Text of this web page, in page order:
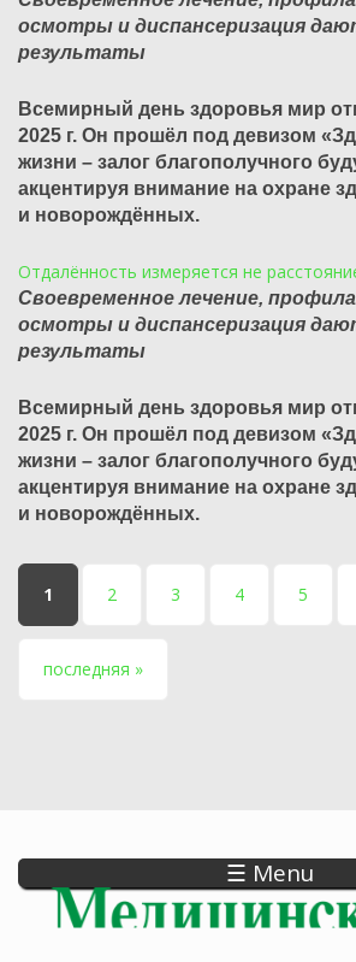
осмотры и диспансеризация
результаты
Всемирный день здоровья мир
2025 г. Он прошёл под девизом
жизни – залог благополучного
акцентируя внимание на охране
и новорождённых.
Отдалённость измеряется не
Своевременное лечение,
осмотры и диспансеризация
результаты
Всемирный день здоровья мир
2025 г. Он прошёл под девизом
жизни – залог благополучного
акцентируя внимание на охране
и новорождённых.
Страницы
1 2 3 4 5
последняя »
☰ Menu